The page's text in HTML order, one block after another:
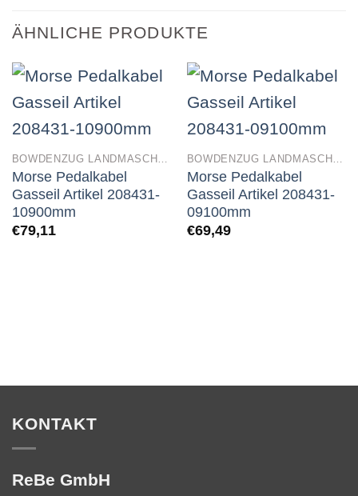
ÄHNLICHE PRODUKTE
BOWDENZUG LANDMASCHINEN
Morse Pedalkabel
Gasseil Artikel 208431-
10900mm
€79,11
BOWDENZUG LANDMASCHINEN
Morse Pedalkabel
Gasseil Artikel 208431-
09100mm
€69,49
KONTAKT
ReBe GmbH